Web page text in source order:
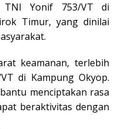
TNI Yonif 753/VT di
Timur, yang dinilai
keamanan, terlebih
di Kampung Okyop.
menciptakan rasa
beraktivitas dengan